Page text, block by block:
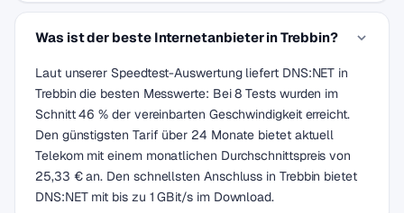
Was ist der beste Internetanbieter in Trebbin?
Laut unserer Speedtest-Auswertung liefert DNS:NET in
Trebbin die besten Messwerte: Bei 8 Tests wurden im
Schnitt 46 % der vereinbarten Geschwindigkeit erreicht.
Den günstigsten Tarif über 24 Monate bietet aktuell
Telekom mit einem monatlichen Durchschnittspreis von
25,33 € an. Den schnellsten Anschluss in Trebbin bietet
DNS:NET mit bis zu 1 GBit/s im Download.